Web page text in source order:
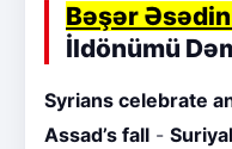
Bəşər
İldönümü
Syrians celebrate
Assad’s fall -